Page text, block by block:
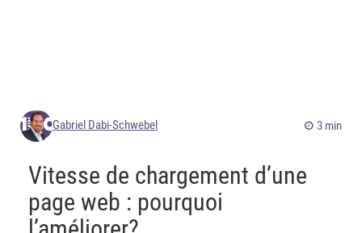
Gabriel Dabi-Schwebel 3 min
Vitesse de chargement d’une
page web : pourquoi